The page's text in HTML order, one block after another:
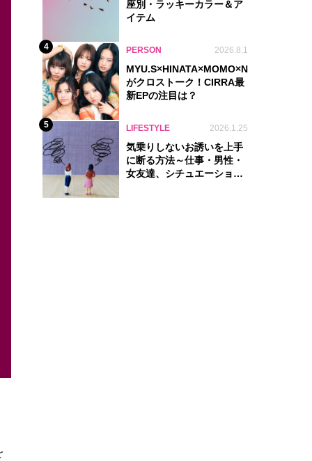
座別・ラッキーカラー＆ア
イテム
4 PERSON 2026.8.1
がクロストーク！CIRRA最
新EPの注目は？
5 LIFESTYLE 2026.1.25
気乗りしないお誘いを上手
に断る方法～仕事・男性・
女友達、シチュエーション